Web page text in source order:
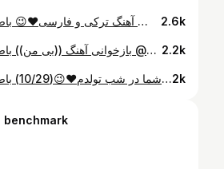
اینم میکس آهنگ ترکی و فارسی❤️😉 باصدای: علی محمدزاده @alimmzadeh.music تقدیم به شما عزیزای دلم❤️⭐❤️ 🤍😉لایک،سیو و اد استوری فراموش نشه🤍😉 عزیزای دلم، حتما این ویدئو رو بفرستید برای دوستانتون و زیر این پست هم تگشون کنید💖 ❤️خوندنش با من، حمایت و اشتراک گذاریش با شما❤️ بترکونید این پست رو💣💣 ✅فایل صوتی این کار رو میتونید از کانال تلگرام بنده دانلود کنید(لینک بیو)✅ آهنگ قسمت ترکی از استاد عزیزم ❤️💎 @afshinazarii ❤️💎 آهنگ قسمت فارسی از شادمهر جانِ عقیلی ❤️🥇 @realshadmehr ❤️🥇 میکس و مستر: ❤️⭐ @qpasandb ❤️⭐ #اینستاگرام#عشق#اکسپلور#افشین_آذری#شادمهرعقیلی#بارون#عاشقانه#آهنگ#ترک#ترکی#آذربایجان#تبریز#ارومیه 2.6k
بازخوانی آهنگ ((بی من)) باصدای: علی محمدزاده @alimmzadeh.music تقدیم به شما عزیزای دل❤️⭐❤️ 🤍😉لایک،سیو و اد استوری فراموش نشه🤍😉 💖💖عزیزای دلم، حتما این ویدیو رو بفرستید برای دوستانتون یا هم زیر این پست تگشون کنید💖💖 ❤️خوندنش با من، حمایت و اشتراک گذاریش با شما❤️ بترکونید این پست رو💣💣 ✅فایل صوتی این کار رو میتونید از کانال تلگرام بنده دانلود کنید(لینک بیو)✅ @erfuntah ❤️💎 میکس و مستر: ❤️💎@qpasandb ❤️💎 ادیت ویدیو: ❤️⭐@mahsa.khosravani_ ❤️⭐ #عرفان_طهماسبی #اکسپلور #دلی #اینستاگرام #ترند#عاشقانه #آهنگ #عشق #تنهایی #پاییز #غمگین#کنسرت 2.2k
بازخوانی آهنگ ((مرور)) هدیه ی من به شما در شب تولدم❤️😉(10/29) باصدای: علی محمدزاده @alimmzadeh.music تقدیم با عشق❤️❤️ 🤍😉لایک،سیو و اد استوری فراموش نشه🤍😉 عزیزای دلم، حتما این ویدئو رو برای دوستانتون بفرستید و زیر این پست هم تگشون کنید💖 ❤️خوندنش با من، حمایت و اشتراک گذاریش با شما❤️ بترکونید این پست رو💣💣 فایل صوتی این کار رو میتونید از کانال تلگرام بنده دانلود کنید(لینک بیو)✅ آهنگ اصلی از: ❤️ @ihaamim ❤️ میکس و مستر: ❤️⭐ @qpasandb ❤️⭐ ادیت ویدئو: ❤️💎 @mahsa.khosravani_ ❤️💎 #آهنگ#اینستاگرام#دلی#قلب#عشق#اکسپلور#حامیم#مرور#استدیو#دلتنگی#دلی2k
benchmark